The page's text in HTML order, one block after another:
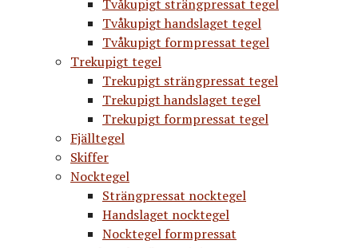
Tvåkupigt strängpressat tegel
Tvåkupigt handslaget tegel
Tvåkupigt formpressat tegel
Trekupigt tegel
Trekupigt strängpressat tegel
Trekupigt handslaget tegel
Trekupigt formpressat tegel
Fjälltegel
Skiffer
Nocktegel
Strängpressat nocktegel
Handslaget nocktegel
Nocktegel formpressat